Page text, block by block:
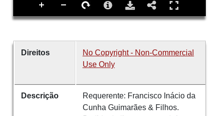
Direitos
No Copyright - Non-Commercial
Use Only
Descrição
Requerente: Francisco Inácio da
Cunha Guimarães & Filhos.